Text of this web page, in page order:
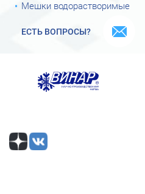
Мешки водорастворимые
ЕСТЬ ВОПРОСЫ?